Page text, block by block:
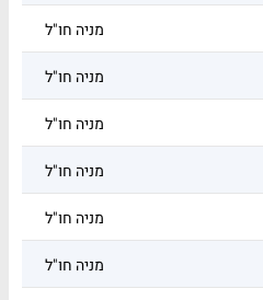
מניה חו"ל
מניה חו"ל
מניה חו"ל
מניה חו"ל
מניה חו"ל
מניה חו"ל